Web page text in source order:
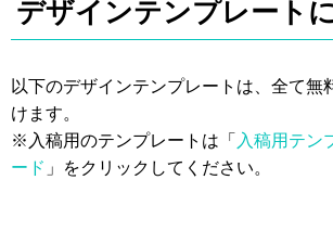
デザインテンプレート
以下のデザインテンプレートは、全て無
けます。
※入稿用のテンプレートは「 入稿用テン
ード 」をクリックしてください。